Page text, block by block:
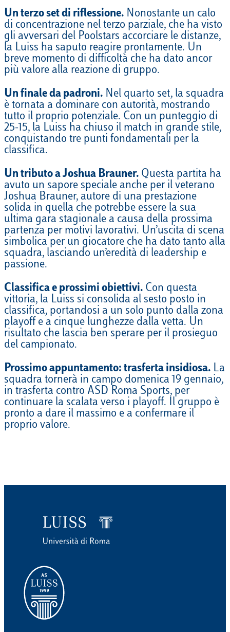
Un terzo set di riflessione. Nonostante un calo
di concentrazione nel terzo parziale, che ha visto
gli avversari del Poolstars accorciare le distanze,
la Luiss ha saputo reagire prontamente. Un
breve momento di difficoltà che ha dato ancor
più valore alla reazione di gruppo.
Un finale da padroni. Nel quarto set, la squadra
è tornata a dominare con autorità, mostrando
tutto il proprio potenziale. Con un punteggio di
25-15, la Luiss ha chiuso il match in grande stile,
conquistando tre punti fondamentali per la
classifica.
Un tributo a Joshua Brauner. Questa partita ha
avuto un sapore speciale anche per il veterano
Joshua Brauner, autore di una prestazione
solida in quella che potrebbe essere la sua
ultima gara stagionale a causa della prossima
partenza per motivi lavorativi. Un’uscita di scena
simbolica per un giocatore che ha dato tanto alla
squadra, lasciando un’eredità di leadership e
passione.
Classifica e prossimi obiettivi. Con questa
vittoria, la Luiss si consolida al sesto posto in
classifica, portandosi a un solo punto dalla zona
playoff e a cinque lunghezze dalla vetta. Un
risultato che lascia ben sperare per il prosieguo
del campionato.
Prossimo appuntamento: trasferta insidiosa. La
squadra tornerà in campo domenica 19 gennaio,
in trasferta contro ASD Roma Sports, per
continuare la scalata verso i playoff. Il gruppo è
pronto a dare il massimo e a confermare il
proprio valore.